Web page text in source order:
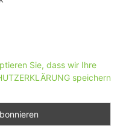
Sie, dass wir Ihre
speichern